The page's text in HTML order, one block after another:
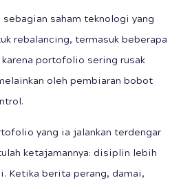
saham teknologi yang
rebalancing, termasuk beberapa
portofolio sering rusak
oleh pembiaran bobot
yang ia jalankan terdengar
ketajamannya: disiplin lebih
Ketika berita perang, damai,